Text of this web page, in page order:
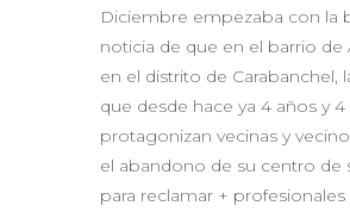
Diciembre empezaba con la
noticia de que en el barrio de
en el distrito de Carabanchel,
que desde hace ya 4 años y 4
protagonizan vecinas y
el abandono de su centro de
para reclamar + profesionales